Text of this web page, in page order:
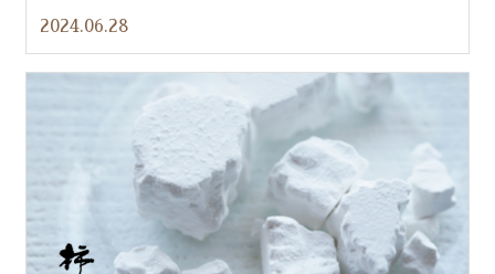
2024.06.28